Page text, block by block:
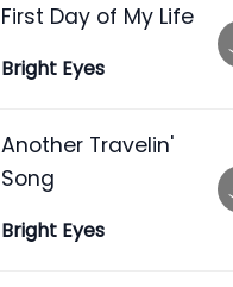
First Day of My Life
Bright Eyes
Another Travelin'
Song
Bright Eyes